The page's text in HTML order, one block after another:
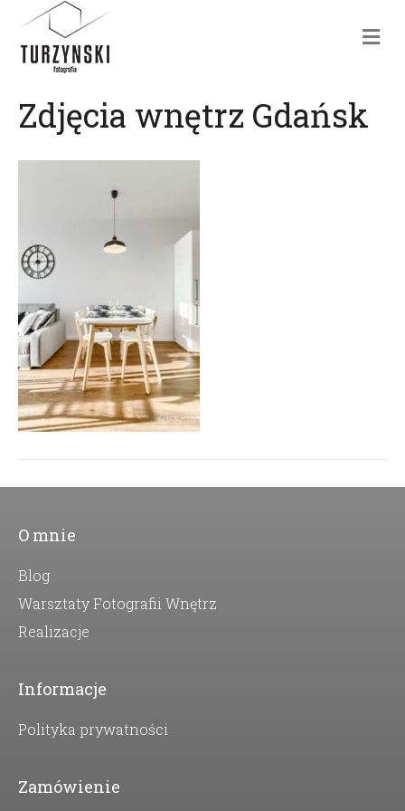
m
e
Zdjęcia wnętrz Gdańsk
O mnie
Blog
Warsztaty Fotografii Wnętrz
Realizacje
Informacje
Polityka prywatności
Zamówienie